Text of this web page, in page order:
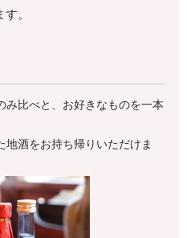
。
み比べと、お好きなものを一本
酒をお持ち帰りいただけま